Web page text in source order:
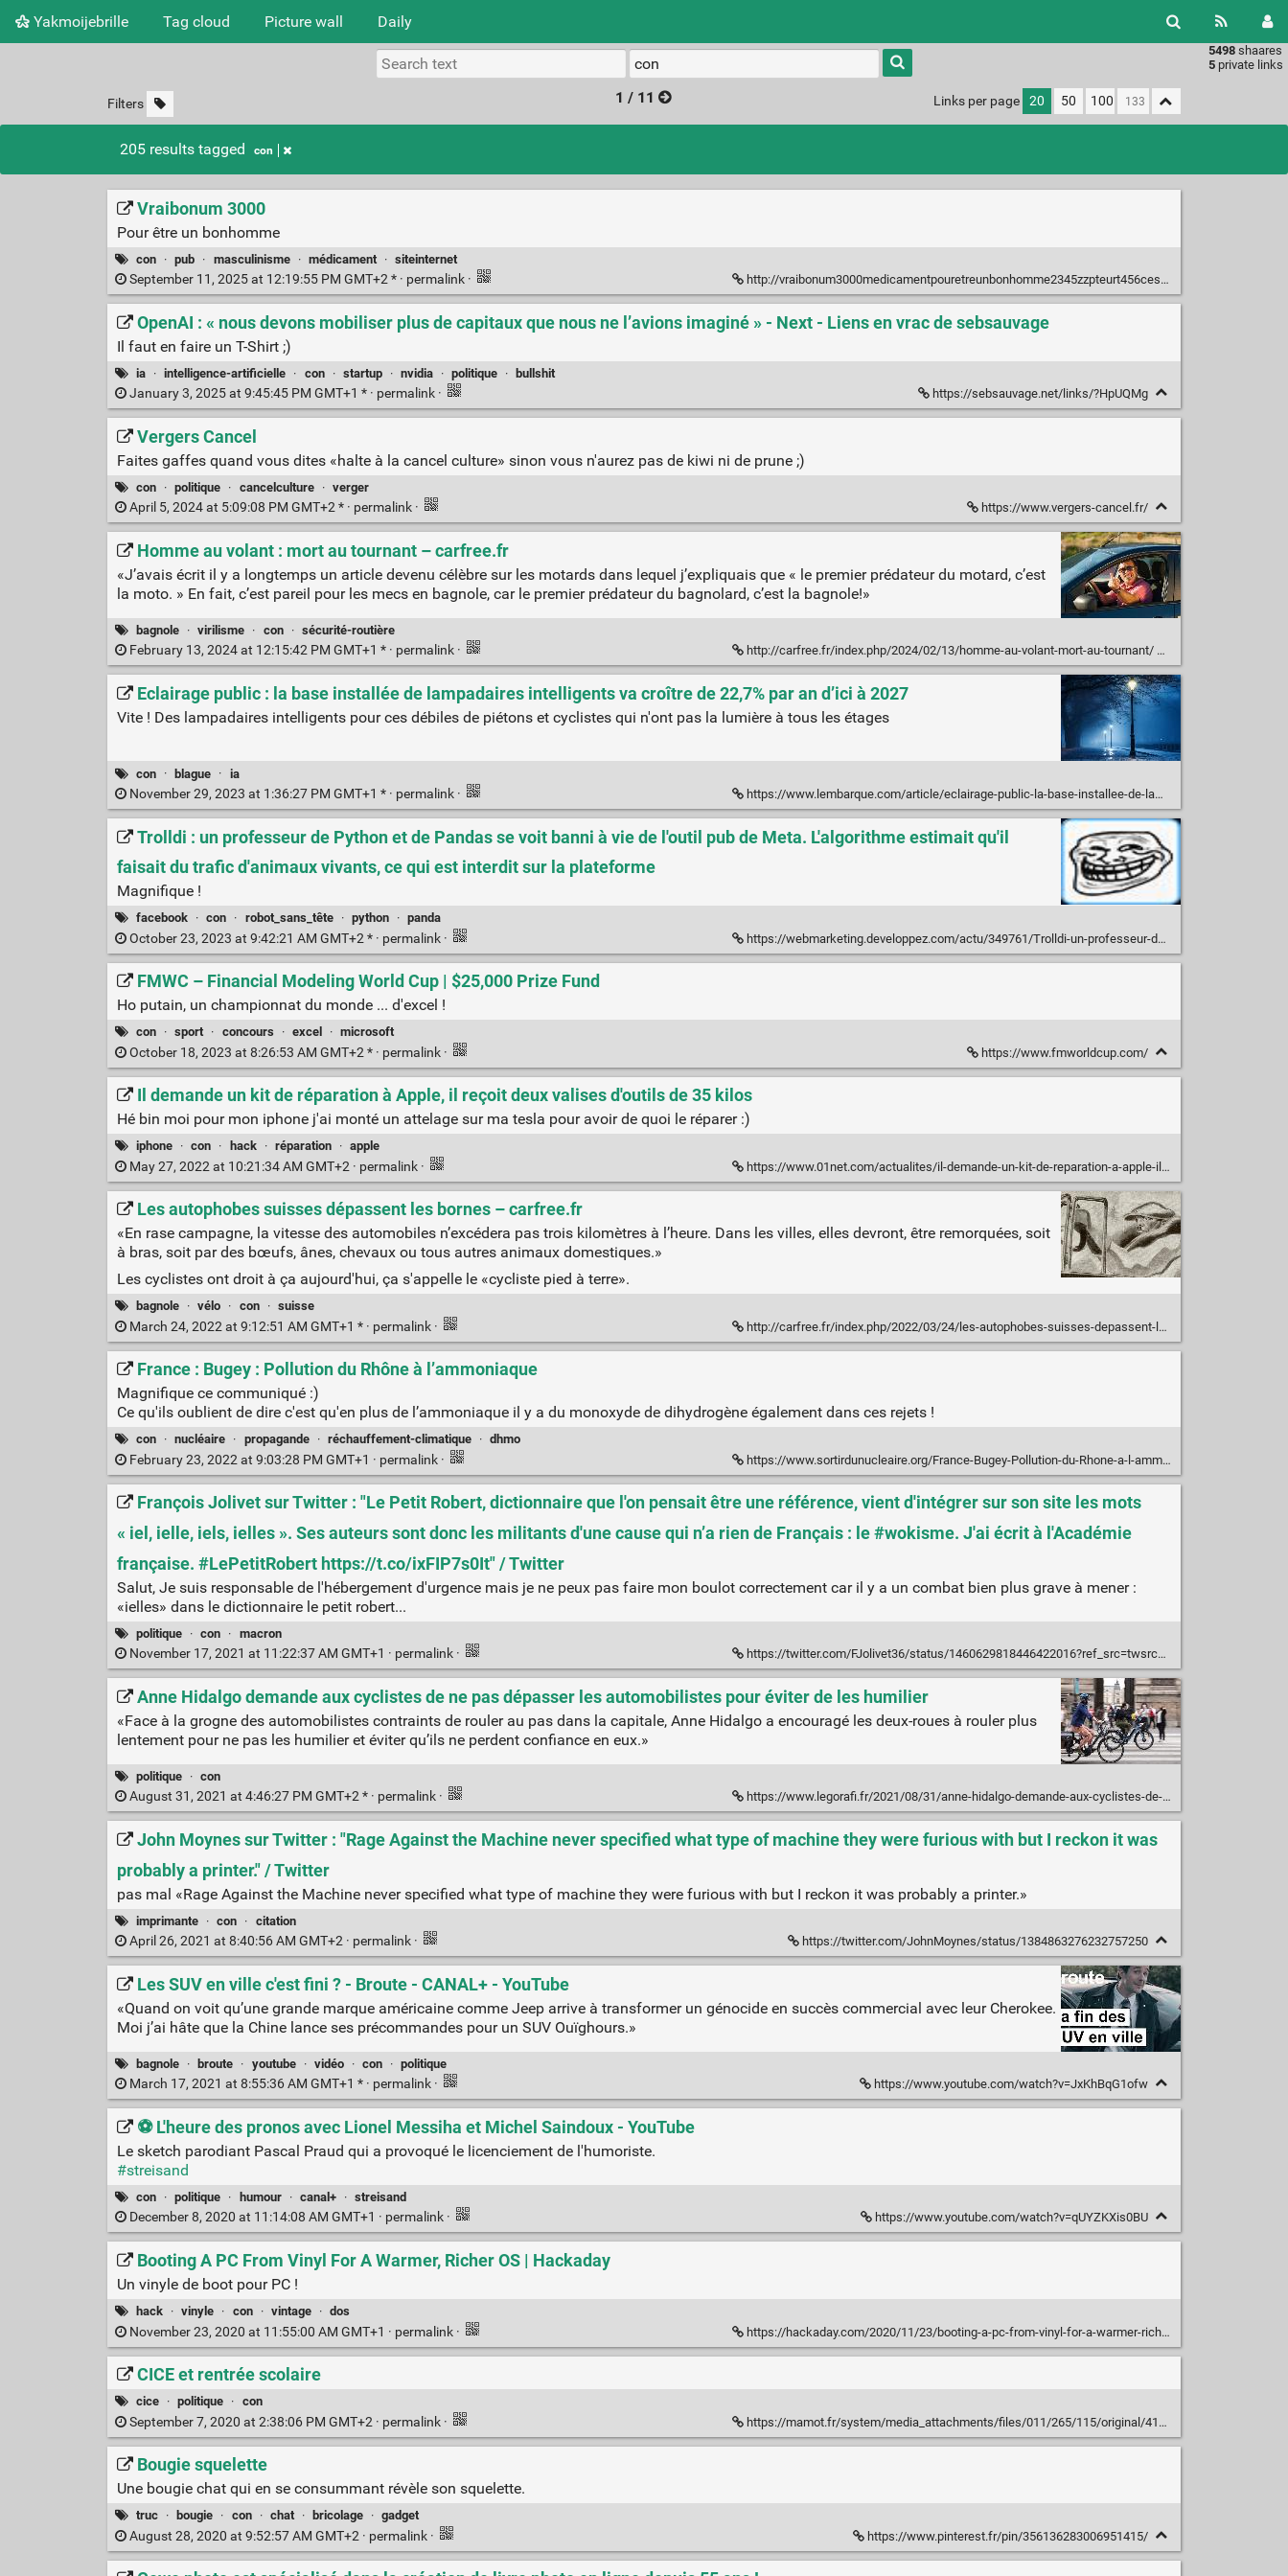
Yakmoijebrille Tag cloud Picture wall Daily
5498 shaares
5 private links
Type 1 or
more
characters
results.
Filters 1 / 11 Links per page 20 50 100
205 results tagged con
Vraibonum 3000
Pour être un bonhomme
con · pub · masculinisme · médicament · siteinternet
September 11, 2025 at 12:19:55 PM GMT+2 * · permalink · http://vraibonum3000medicamentpouretreunbonhomme2345zzpteurt456cestrel.fr/
OpenAI : « nous devons mobiliser plus de capitaux que nous ne l’avions imaginé » - Next - Liens en vrac de sebsauvage
Il faut en faire un T-Shirt ;)
ia · intelligence-artificielle · con · startup · nvidia · politique · bullshit
January 3, 2025 at 9:45:45 PM GMT+1 * · permalink · https://sebsauvage.net/links/?HpUQMg
Vergers Cancel
Faites gaffes quand vous dites «halte à la cancel culture» sinon vous n'aurez pas de kiwi ni de prune ;)
con · politique · cancelculture · verger
April 5, 2024 at 5:09:08 PM GMT+2 * · permalink · https://www.vergers-cancel.fr/
Homme au volant : mort au tournant – carfree.fr
«J’avais écrit il y a longtemps un article devenu célèbre sur les motards dans lequel j’expliquais que « le premier prédateur du motard, c’est
la moto. » En fait, c’est pareil pour les mecs en bagnole, car le premier prédateur du bagnolard, c’est la bagnole!»
bagnole · virilisme · con · sécurité-routière
February 13, 2024 at 12:15:42 PM GMT+1 * · permalink · http://carfree.fr/index.php/2024/02/13/homme-au-volant-mort-au-tournant/
Eclairage public : la base installée de lampadaires intelligents va croître de 22,7% par an d’ici à 2027
Vite ! Des lampadaires intelligents pour ces débiles de piétons et cyclistes qui n'ont pas la lumière à tous les étages
con · blague · ia
November 29, 2023 at 1:36:27 PM GMT+1 * · permalink · https://www.lembarque.com/article/eclairage-public-la-base-installee-de-lampadaires-intelligents-va-croitre-de-22-7-par-an-dici-a-2027
Trolldi : un professeur de Python et de Pandas se voit banni à vie de l'outil pub de Meta. L'algorithme estimait qu'il
faisait du trafic d'animaux vivants, ce qui est interdit sur la plateforme
Magnifique !
facebook · con · robot_sans_tête · python · panda
October 23, 2023 at 9:42:21 AM GMT+2 * · permalink · https://webmarketing.developpez.com/actu/349761/Trolldi-un-professeur-de-Python-et-de-Pandas-se-voit-banni-a-vie-de-l-outil-pub-de-Meta-L-algorithme-estimait-qu-il-faisait-du-trafic-d-animaux-vivants-ce-qui-est-interdit-sur-la-plateforme/
FMWC – Financial Modeling World Cup | $25,000 Prize Fund
Ho putain, un championnat du monde ... d'excel !
con · sport · concours · excel · microsoft
October 18, 2023 at 8:26:53 AM GMT+2 * · permalink · https://www.fmworldcup.com/
Il demande un kit de réparation à Apple, il reçoit deux valises d'outils de 35 kilos
Hé bin moi pour mon iphone j'ai monté un attelage sur ma tesla pour avoir de quoi le réparer :)
iphone · con · hack · réparation · apple
May 27, 2022 at 10:21:34 AM GMT+2 · permalink · https://www.01net.com/actualites/il-demande-un-kit-de-reparation-a-apple-il-recoit-deux-valises-d-outils-de-35-kilos-2056342.html
Les autophobes suisses dépassent les bornes – carfree.fr
«En rase campagne, la vitesse des automobiles n’excédera pas trois kilomètres à l’heure. Dans les villes, elles devront, être remorquées, soit
à bras, soit par des bœufs, ânes, chevaux ou tous autres animaux domestiques.»
Les cyclistes ont droit à ça aujourd'hui, ça s'appelle le «cycliste pied à terre».
bagnole · vélo · con · suisse
March 24, 2022 at 9:12:51 AM GMT+1 * · permalink · http://carfree.fr/index.php/2022/03/24/les-autophobes-suisses-depassent-les-bornes/
France : Bugey : Pollution du Rhône à l’ammoniaque
Magnifique ce communiqué :)
Ce qu'ils oublient de dire c'est qu'en plus de l’ammoniaque il y a du monoxyde de dihydrogène également dans ces rejets !
con · nucléaire · propagande · réchauffement-climatique · dhmo
February 23, 2022 at 9:03:28 PM GMT+1 · permalink · https://www.sortirdunucleaire.org/France-Bugey-Pollution-du-Rhone-a-l-ammoniaque
François Jolivet sur Twitter : "Le Petit Robert, dictionnaire que l'on pensait être une référence, vient d'intégrer sur son site les mots
« iel, ielle, iels, ielles ». Ses auteurs sont donc les militants d'une cause qui n’a rien de Français : le #wokisme. J'ai écrit à l'Académie
française. #LePetitRobert https://t.co/ixFIP7s0It" / Twitter
Salut, Je suis responsable de l'hébergement d'urgence mais je ne peux pas faire mon boulot correctement car il y a un combat bien plus grave à mener :
«ielles» dans le dictionnaire le petit robert...
politique · con · macron
November 17, 2021 at 11:22:37 AM GMT+1 · permalink · https://twitter.com/FJolivet36/status/1460629818446422016?ref_src=twsrc%5Egoogle%7Ctwcamp%5Eserp%7Ctwgr%5Etweet
Anne Hidalgo demande aux cyclistes de ne pas dépasser les automobilistes pour éviter de les humilier
«Face à la grogne des automobilistes contraints de rouler au pas dans la capitale, Anne Hidalgo a encouragé les deux-roues à rouler plus
lentement pour ne pas les humilier et éviter qu’ils ne perdent confiance en eux.»
politique · con
August 31, 2021 at 4:46:27 PM GMT+2 * · permalink · https://www.legorafi.fr/2021/08/31/anne-hidalgo-demande-aux-cyclistes-de-ne-pas-depasser-les-automobilistes-pour-eviter-de-les-humilier/
John Moynes sur Twitter : "Rage Against the Machine never specified what type of machine they were furious with but I reckon it was
probably a printer." / Twitter
pas mal «Rage Against the Machine never specified what type of machine they were furious with but I reckon it was probably a printer.»
imprimante · con · citation
April 26, 2021 at 8:40:56 AM GMT+2 · permalink · https://twitter.com/JohnMoynes/status/1384863276232757250
Les SUV en ville c'est fini ? - Broute - CANAL+ - YouTube
«Quand on voit qu’une grande marque américaine comme Jeep arrive à transformer un génocide en succès commercial avec leur Cherokee.
Moi j’ai hâte que la Chine lance ses précommandes pour un SUV Ouïghours.»
bagnole · broute · youtube · vidéo · con · politique
March 17, 2021 at 8:55:36 AM GMT+1 * · permalink · https://www.youtube.com/watch?v=JxKhBqG1ofw
⚽ L'heure des pronos avec Lionel Messiha et Michel Saindoux - YouTube
Le sketch parodiant Pascal Praud qui a provoqué le licenciement de l'humoriste.
#streisand
con · politique · humour · canal+ · streisand
December 8, 2020 at 11:14:08 AM GMT+1 · permalink · https://www.youtube.com/watch?v=qUYZKXis0BU
Booting A PC From Vinyl For A Warmer, Richer OS | Hackaday
Un vinyle de boot pour PC !
hack · vinyle · con · vintage · dos
November 23, 2020 at 11:55:00 AM GMT+1 · permalink · https://hackaday.com/2020/11/23/booting-a-pc-from-vinyl-for-a-warmer-richer-os/
CICE et rentrée scolaire
cice · politique · con
September 7, 2020 at 2:38:06 PM GMT+2 · permalink · https://mamot.fr/system/media_attachments/files/011/265/115/original/41d7c3aff182cff5.jpg?1599389434
Bougie squelette
Une bougie chat qui en se consummant révèle son squelette.
truc · bougie · con · chat · bricolage · gadget
August 28, 2020 at 9:52:57 AM GMT+2 · permalink · https://www.pinterest.fr/pin/356136283006951415/